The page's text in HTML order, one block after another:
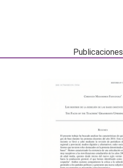
Publicaciones